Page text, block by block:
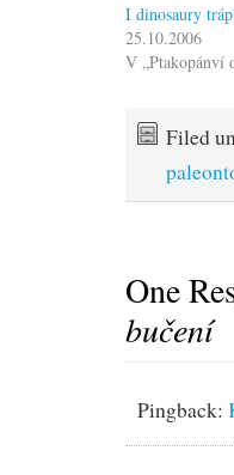
I dinosaury
25.10.2006
V „Ptakopánví
Filed
One
bučení
Pingback: